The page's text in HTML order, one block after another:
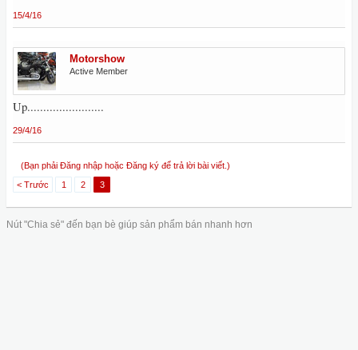
15/4/16
Motorshow
Active Member
Up........................
29/4/16
(Bạn phải Đăng nhập hoặc Đăng ký để trả lời bài viết.)
< Trước
1 2 3
Nút "Chia sẻ" đến bạn bè giúp sản phẩm bán nhanh hơn